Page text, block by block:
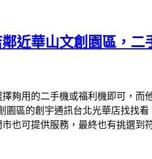
鄰近華山文創園區，
夠用的二手機或福利機即可，
區的創宇通訊台北光華店找找
也可提供服務，最終也有挑選到